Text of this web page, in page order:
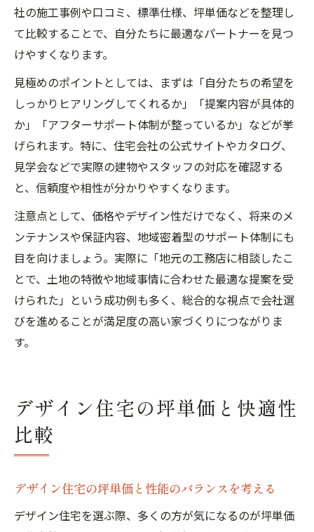
社の施工事例や口コミ、標準仕様、坪単価などを整理し
て比較することで、自分たちに最適なパートナーを見つ
けやすくなります。
見極めのポイントとしては、まずは「自分たちの希望を
しっかりヒアリングしてくれるか」「提案内容が具体的
か」「アフターサポート体制が整っているか」などが挙
げられます。特に、住宅会社の公式サイトやカタログ、
見学会などで実際の建物やスタッフの対応を確認する
と、信頼度や相性が分かりやすくなります。
注意点として、価格やデザイン性だけでなく、将来のメ
ンテナンスや保証内容、地域密着型のサポート体制にも
目を向けましょう。実際に「地元の工務店に相談したこ
とで、土地の特徴や地域事情に合わせた最適な提案を受
けられた」という成功例も多く、総合的な視点で会社選
びを進めることが満足度の高い家づくりにつながりま
す。
デザイン住宅の坪単価と快適性
比較
デザイン住宅の坪単価と性能のバランスを考える
デザイン住宅を選ぶ際、多くの方が気になるのが坪単価